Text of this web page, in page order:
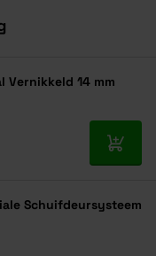
Vernikkeld 14 mm
In
Schuifdeursysteem